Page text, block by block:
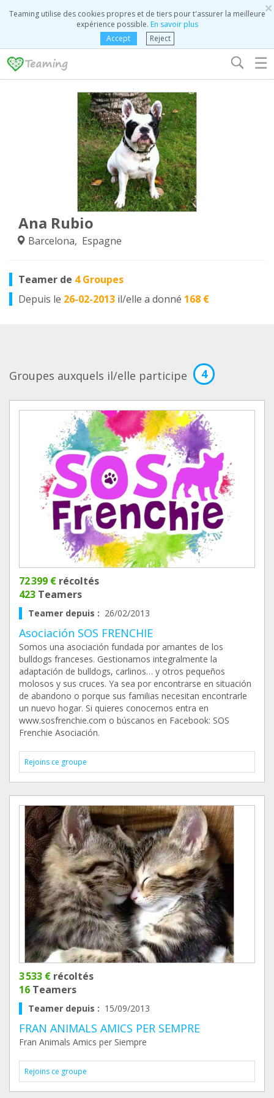
×
Teaming utilise des cookies propres et de tiers pour t'assurer la meilleure
expérience possible. En savoir plus
Accept
Reject
☰
Ana Rubio
Barcelona, Espagne
Teamer de 4 Groupes
Depuis le 26-02-2013 il/elle a donné 168 €
Groupes auxquels il/elle participe 4
72 399 € récoltés
423 Teamers
Teamer depuis : 26/02/2013
Asociación SOS FRENCHIE
Somos una asociación fundada por amantes de los
bulldogs franceses. Gestionamos integralmente la
adaptación de bulldogs, carlinos… y otros pequeños
molosos y sus cruces. Ya sea por encontrarse en situación
de abandono o porque sus familias necesitan encontrarle
un nuevo hogar. Si quieres conocernos entra en
www.sosfrenchie.com o búscanos en Facebook: SOS
Frenchie Asociación.
Rejoins ce groupe
3 533 € récoltés
16 Teamers
Teamer depuis : 15/09/2013
FRAN ANIMALS AMICS PER SEMPRE
Fran Animals Amics per Siempre
Rejoins ce groupe